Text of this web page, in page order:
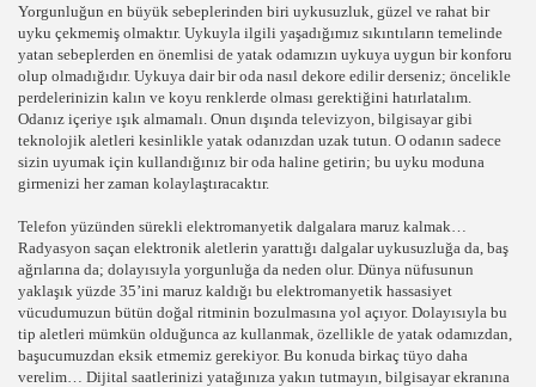
Yorgunluğun en büyük sebeplerinden biri uykusuzluk, güzel ve rahat bir
uyku çekmemiş olmaktır. Uykuyla ilgili yaşadığımız sıkıntıların temelinde
yatan sebeplerden en önemlisi de yatak odamızın uykuya uygun bir konforu
olup olmadığıdır. Uykuya dair bir oda nasıl dekore edilir derseniz; öncelikle
perdelerinizin kalın ve koyu renklerde olması gerektiğini hatırlatalım.
Odanız içeriye ışık almamalı. Onun dışında televizyon, bilgisayar gibi
teknolojik aletleri kesinlikle yatak odanızdan uzak tutun. O odanın sadece
sizin uyumak için kullandığınız bir oda haline getirin; bu uyku moduna
girmenizi her zaman kolaylaştıracaktır.
Telefon yüzünden sürekli elektromanyetik dalgalara maruz kalmak…
Radyasyon saçan elektronik aletlerin yarattığı dalgalar uykusuzluğa da, baş
ağrılarına da; dolayısıyla yorgunluğa da neden olur. Dünya nüfusunun
yaklaşık yüzde 35’ini maruz kaldığı bu elektromanyetik hassasiyet
vücudumuzun bütün doğal ritminin bozulmasına yol açıyor. Dolayısıyla bu
tip aletleri mümkün olduğunca az kullanmak, özellikle de yatak odamızdan,
başucumuzdan eksik etmemiz gerekiyor. Bu konuda birkaç tüyo daha
verelim… Dijital saatlerinizi yatağınıza yakın tutmayın, bilgisayar ekranına